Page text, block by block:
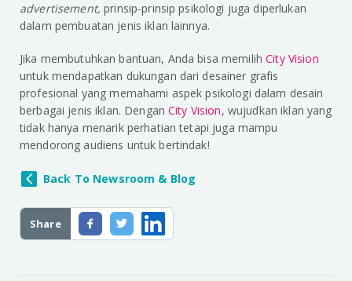
Share
advertisement,prinsip-prinsip psikologi juga diperlukan
dalam pembuatan jenis iklan lainnya.
Jika membutuhkan bantuan, Anda bisa memilihCity Vision
untuk mendapatkan dukungan dari desainer grafis
profesional yang memahami aspek psikologi dalam desain
berbagai jenis iklan. DenganCity Vision, wujudkan iklan yang
tidak hanya menarik perhatian tetapi juga mampu
mendorong audiens untuk bertindak!
Back To Newsroom & Blog